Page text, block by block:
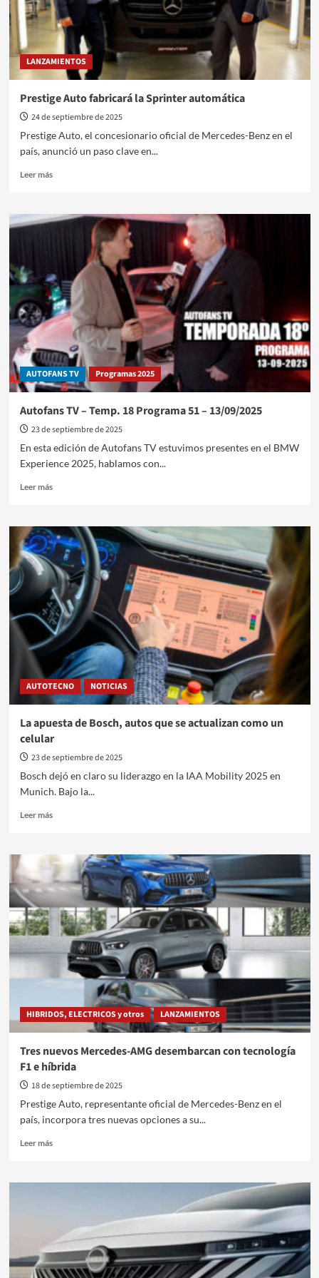
LANZAMIENTOS
Prestige Auto fabricará la Sprinter automática
24 de septiembre de 2025
Prestige Auto, el concesionario oficial de Mercedes-Benz en el
país, anunció un paso clave en...
Leer másLeer
Prestige
Auto
Sprinter
automática
AUTOFANS TV Programas 2025
Autofans TV – Temp. 18 Programa 51 – 13/09/2025
23 de septiembre de 2025
En esta edición de Autofans TV estuvimos presentes en el BMW
Experience 2025, hablamos con...
Leer másLeer
Autofans
TV
–
Temp.
18
Programa
51
–
13/09/2025
AUTOTECNO NOTICIAS
La apuesta de Bosch, autos que se actualizan como un
celular
23 de septiembre de 2025
Bosch dejó en claro su liderazgo en la IAA Mobility 2025 en
Munich. Bajo la...
Leer másLeer
La
apuesta
de
Bosch,
autos
que
actualizan
como
HIBRIDOS, ELECTRICOS y otros LANZAMIENTOS
Tres nuevos Mercedes-AMG desembarcan con tecnología
F1 e híbrida
18 de septiembre de 2025
Prestige Auto, representante oficial de Mercedes-Benz en el
país, incorpora tres nuevas opciones a su...
Leer másLeer
Tres
desembarcan
con
tecnología